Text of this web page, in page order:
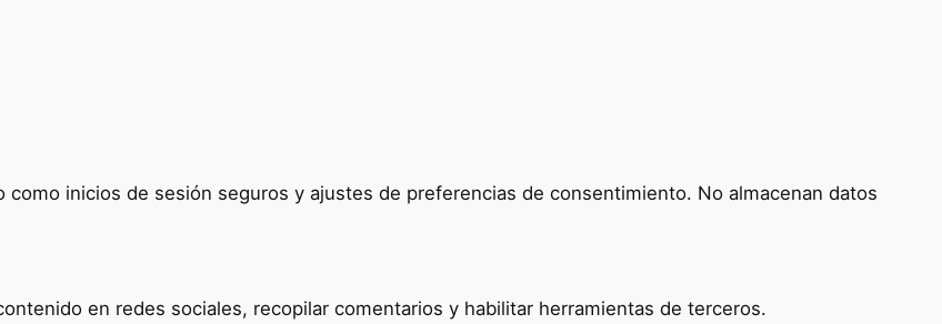
inicios de sesión seguros y ajustes de preferencias de consentimiento. No almacenan datos
en redes sociales, recopilar comentarios y habilitar herramientas de terceros.